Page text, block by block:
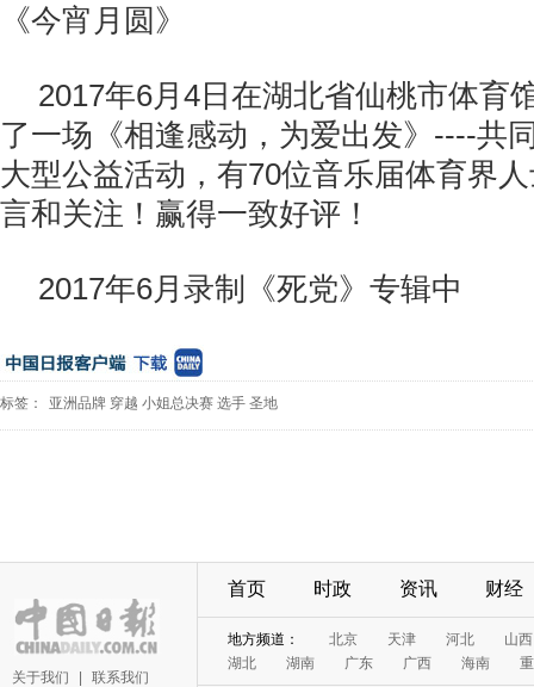
《今宵月圆》
2017年6月4日在湖北省仙桃市体育
了一场《相逢感动，为爱出发》----共
大型公益活动，有70位音乐届体育界
言和关注！赢得一致好评！
2017年6月录制《死党》专辑中
标签： 亚洲品牌 穿越 小姐总决赛 选手 圣地
关于我们 联系我们
首页 时政 资讯 财经
地方频道： 北京 天津 河北
山西
湖北
湖南 广东 广西 海南